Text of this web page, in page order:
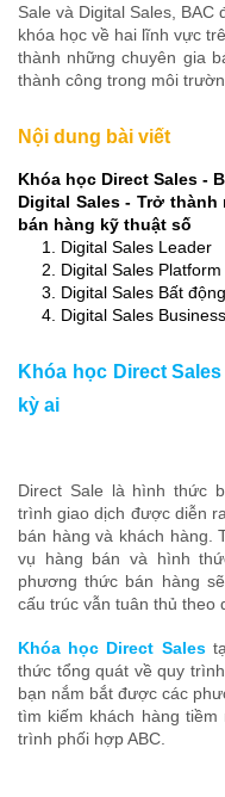
Sale và Digital Sales,
khóa học về hai lĩnh vực
thành những chuyên gia
thành công trong môi
Nội dung bài viết
Khóa học Direct Sales -
Digital Sales - Trở
bán hàng kỹ thuật số
1. Digital Sales Leader
2. Digital Sales Platform
3. Digital Sales Bất
4. Digital Sales
Khóa học Direct
kỳ ai
Direct Sale là hình thức
trình giao dịch được diễn
bán hàng và khách hàng.
vụ hàng bán và hình
phương thức bán hàng
cấu trúc vẫn tuân thủ theo
Khóa học Direct Sales
thức tổng quát về quy
bạn nắm bắt được các
tìm kiếm khách hàng
trình phối hợp ABC.